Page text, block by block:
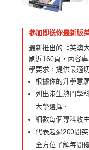
參加即送你最新版
最新推出的《英澳
刷近160頁，內容
學要求，提供最適
根據你的升學意
列出港生熱門學
大學選擇。
細數每個專科收
代表超過200間
全方位了解每間